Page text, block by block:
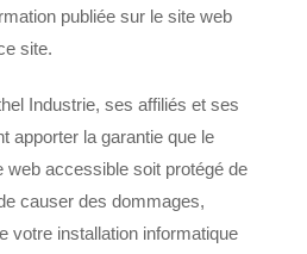
publiée sur le site web
site.
Industrie, ses affiliés et ses
apporter la garantie que le
web accessible soit protégé de
causer des dommages,
votre installation informatique